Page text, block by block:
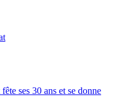
ses 30 ans et se donne